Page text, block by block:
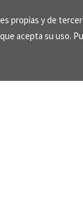
propias y de
acepta su uso.